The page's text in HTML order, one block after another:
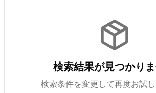
検索結果が見つかり
検索条件を変更して再度お試